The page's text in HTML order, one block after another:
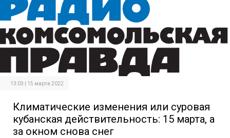
13:03 | 15 марта 2022
Климатические изменения или суровая
кубанская действительность: 15 марта, а
за окном снова снег